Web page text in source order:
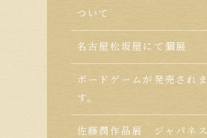
ついて
名古屋松坂屋にて個展
ボードゲームが発売されま
す。
佐藤潤作品展 ジャパネス